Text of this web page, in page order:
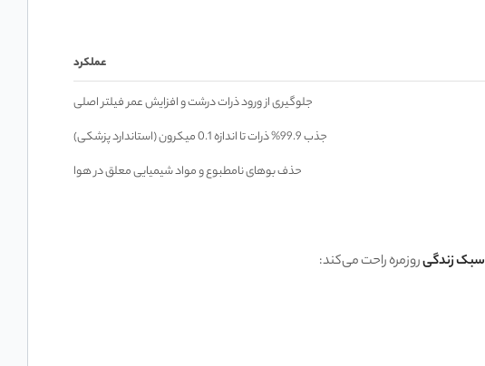
عملکرد
جلوگیری از ورود ذرات درشت و افزایش عمر فیلتر اصلی
جذب 99.9% ذرات تا اندازه 0.1 میکرون (استاندارد پزشکی)
حذف بوهای نامطبوع و مواد شیمیایی معلق در هوا
سبک زندگیروزمره راحت می‌کند: